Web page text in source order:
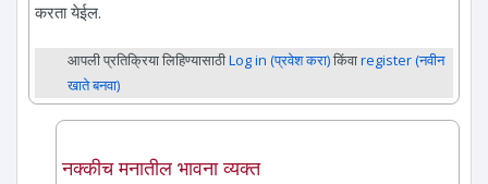
करता येईल.
आपली प्रतिक्रिया लिहिण्यासाठीLog in (प्रवेश करा)किंवाregister (नवीन
खाते बनवा)
नक्कीच मनातील भावना व्यक्त